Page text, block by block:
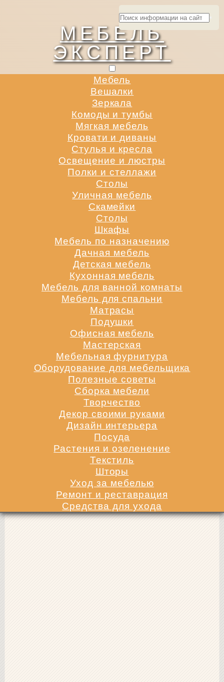
МЕБЕЛЬ
ЭКСПЕРТ
Мебель
Вешалки
Зеркала
Комоды и тумбы
Мягкая мебель
Кровати и диваны
Стулья и кресла
Освещение и люстры
Полки и стеллажи
Столы
Уличная мебель
Скамейки
Столы
Шкафы
Мебель по назначению
Дачная мебель
Детская мебель
Кухонная мебель
Мебель для ванной комнаты
Мебель для спальни
Матрасы
Подушки
Офисная мебель
Мастерская
Мебельная фурнитура
Оборудование для мебельщика
Полезные советы
Сборка мебели
Творчество
Декор своими руками
Дизайн интерьера
Посуда
Растения и озеленение
Текстиль
Шторы
Уход за мебелью
Ремонт и реставрация
Средства для ухода